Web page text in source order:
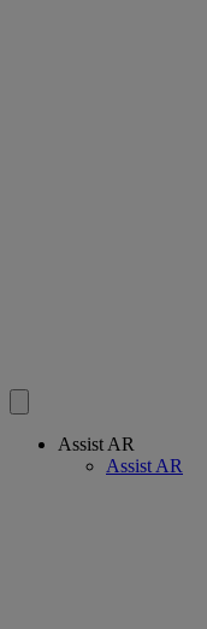
Assist AR
Assist AR